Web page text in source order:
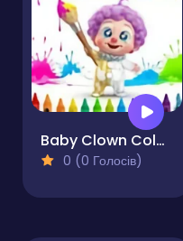
Baby Clown Coloring Book
0 (0 Голосів)